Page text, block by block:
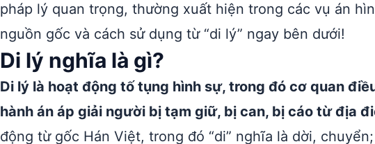
pháp lý quan trọng, thường xuất hiện trong các vụ án
nguồn gốc và cách sử dụng từ “di lý” ngay bên dưới!
Di lý nghĩa là gì?
Di lý là hoạt động tố tụng hình sự, trong đó cơ quan
hành án áp giải người bị tạm giữ, bị can, bị cáo từ địa
động từ gốc Hán Việt, trong đó “di” nghĩa là dời,